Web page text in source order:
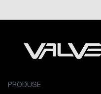
PRODUSE